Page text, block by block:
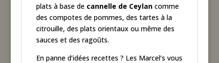
plats à base de cannelle de Ceylancomme
des compotes de pommes, des tartes à la
citrouille, des plats orientaux ou même des
sauces et des ragoûts.
En panne d’idées recettes ? Les Marcel’s vous